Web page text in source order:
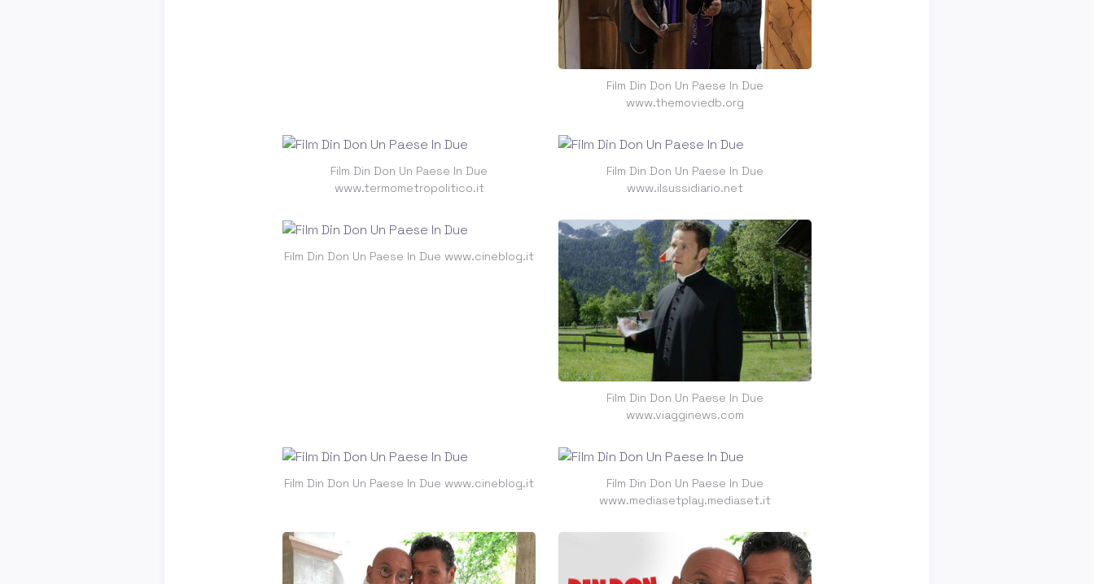
Film Din Don Un Paese In Due
www.themoviedb.org
Film Din Don Un Paese In Due
www.termometropolitico.it
Film Din Don Un Paese In Due
www.ilsussidiario.net
Film Din Don Un Paese In Due www.cineblog.it
Film Din Don Un Paese In Due
www.viagginews.com
Film Din Don Un Paese In Due www.cineblog.it
Film Din Don Un Paese In Due
www.mediasetplay.mediaset.it